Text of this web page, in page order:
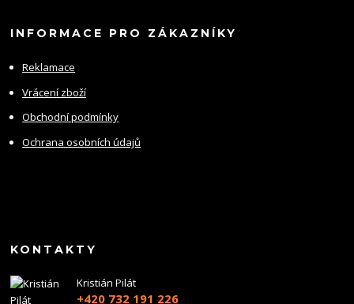
INFORMACE PRO ZÁKAZNÍKY
Reklamace
Vrácení zboží
Obchodní podmínky
Ochrana osobních údajů
KONTAKTY
Kristián Pilát
+420 732 191 226